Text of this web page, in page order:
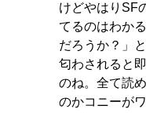
けどやはりSF
てるのはわか
だろうか？」
匂わされると
のね。全て読
のかコニーが